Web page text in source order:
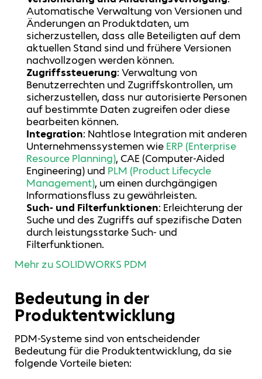
Automatische Verwaltung von Versionen und
Änderungen an Produktdaten, um
sicherzustellen, dass alle Beteiligten auf dem
aktuellen Stand sind und frühere Versionen
nachvollzogen werden können.
Zugriffssteuerung: Verwaltung von
Benutzerrechten und Zugriffskontrollen, um
sicherzustellen, dass nur autorisierte Personen
auf bestimmte Daten zugreifen oder diese
bearbeiten können.
Integration: Nahtlose Integration mit anderen
Unternehmenssystemen wie ERP (Enterprise
Resource Planning), CAE (Computer-Aided
Engineering) und PLM (Product Lifecycle
Management), um einen durchgängigen
Informationsfluss zu gewährleisten.
Such- und Filterfunktionen: Erleichterung der
Suche und des Zugriffs auf spezifische Daten
durch leistungsstarke Such- und
Filterfunktionen.
Mehr zu SOLIDWORKS PDM
Bedeutung in der
Produktentwicklung
PDM-Systeme sind von entscheidender
Bedeutung für die Produktentwicklung, da sie
folgende Vorteile bieten: